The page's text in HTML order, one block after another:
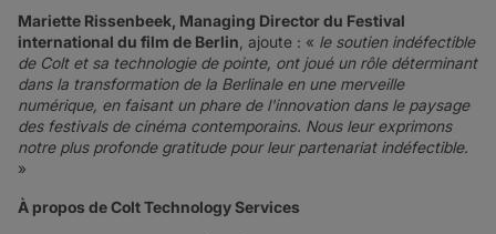
Mariette Rissenbeek, Managing Director du Festival
international du film de Berlin , ajoute : « le soutien indéfectible
de Colt et sa technologie de pointe, ont joué un rôle déterminant
dans la transformation de la Berlinale en une merveille
numérique, en faisant un phare de l'innovation dans le paysage
des festivals de cinéma contemporains. Nous leur exprimons
notre plus profonde gratitude pour leur partenariat indéfectible.
»
À propos de Colt Technology Services